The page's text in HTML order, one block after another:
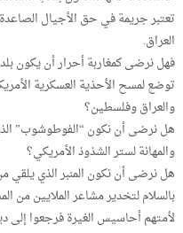
تعتبر جريمة في حق الأجيال
العراق.
فهل نرضى كمغاربة أحرار أن يكون
توضع لمسح الأحذية العسكرية
والعراق وفلسطين؟
هل نرضى أن نكون “الفوطوشوب”
والمهانة لستر الشذوذ الأمريكي؟
هل نرضى أن نكون المنبر الذي يلقي
بالسلام لتخدير مشاعر الملايين من
لأمتهم أحاسيس الغيرة فرجعوا إلى